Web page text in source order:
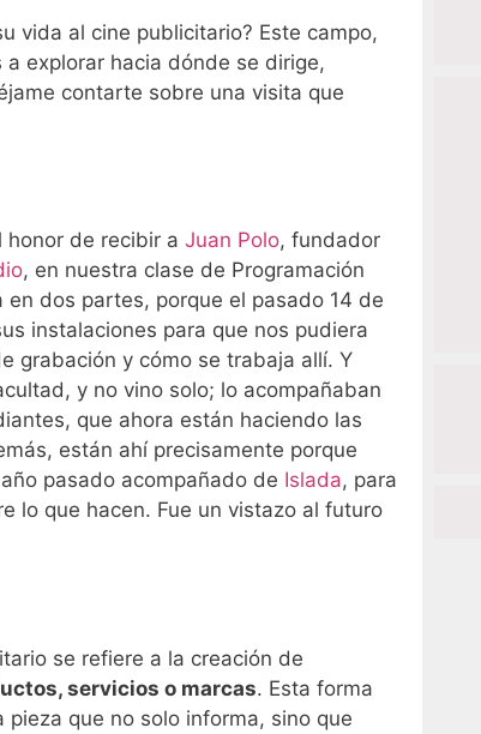
vida al cine publicitario? Este campo,
explorar hacia dónde se dirige,
contarte sobre una visita que
honor de recibir a Juan Polo, fundador
, en nuestra clase de Programación
en dos partes, porque el pasado 14 de
instalaciones para que nos pudiera
grabación y cómo se trabaja allí. Y
y no vino solo; lo acompañaban
que ahora están haciendo las
están ahí precisamente porque
pasado acompañado de Islada, para
lo que hacen. Fue un vistazo al futuro
se refiere a la creación de
servicios o marcas. Esta forma
que no solo informa, sino que